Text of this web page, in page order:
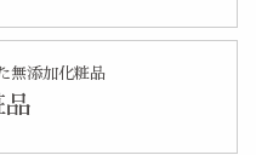
無添加化粧品
品